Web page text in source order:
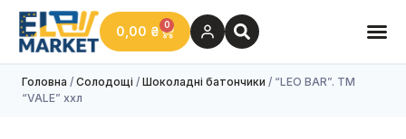
0,00 ₴ 0
Головна / Солодощі / Шоколадні батончики / “LEO BAR”. TM
“VALE” ххл